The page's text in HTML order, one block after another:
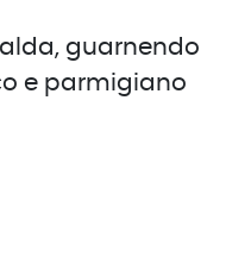
guarnendo
e parmigiano